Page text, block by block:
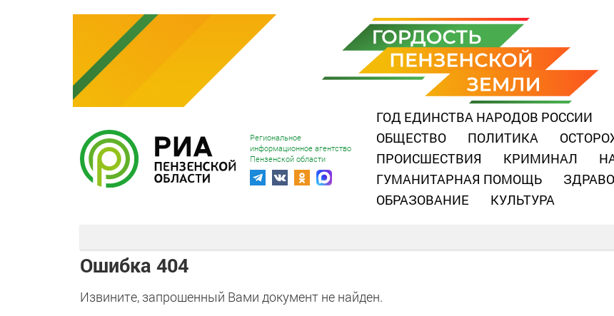
Региональное
информационное агентство
Пензенской области
ГОД ЕДИНСТВА НАРОДОВ РОССИИ
ОБЩЕСТВО
ПОЛИТИКА
ПРОИСШЕСТВИЯ
КРИМИНАЛ
ГУМАНИТАРНАЯ ПОМОЩЬ
ОБРАЗОВАНИЕ
КУЛЬТУРА
Ошибка 404
Извините, запрошенный Вами документ не найден.